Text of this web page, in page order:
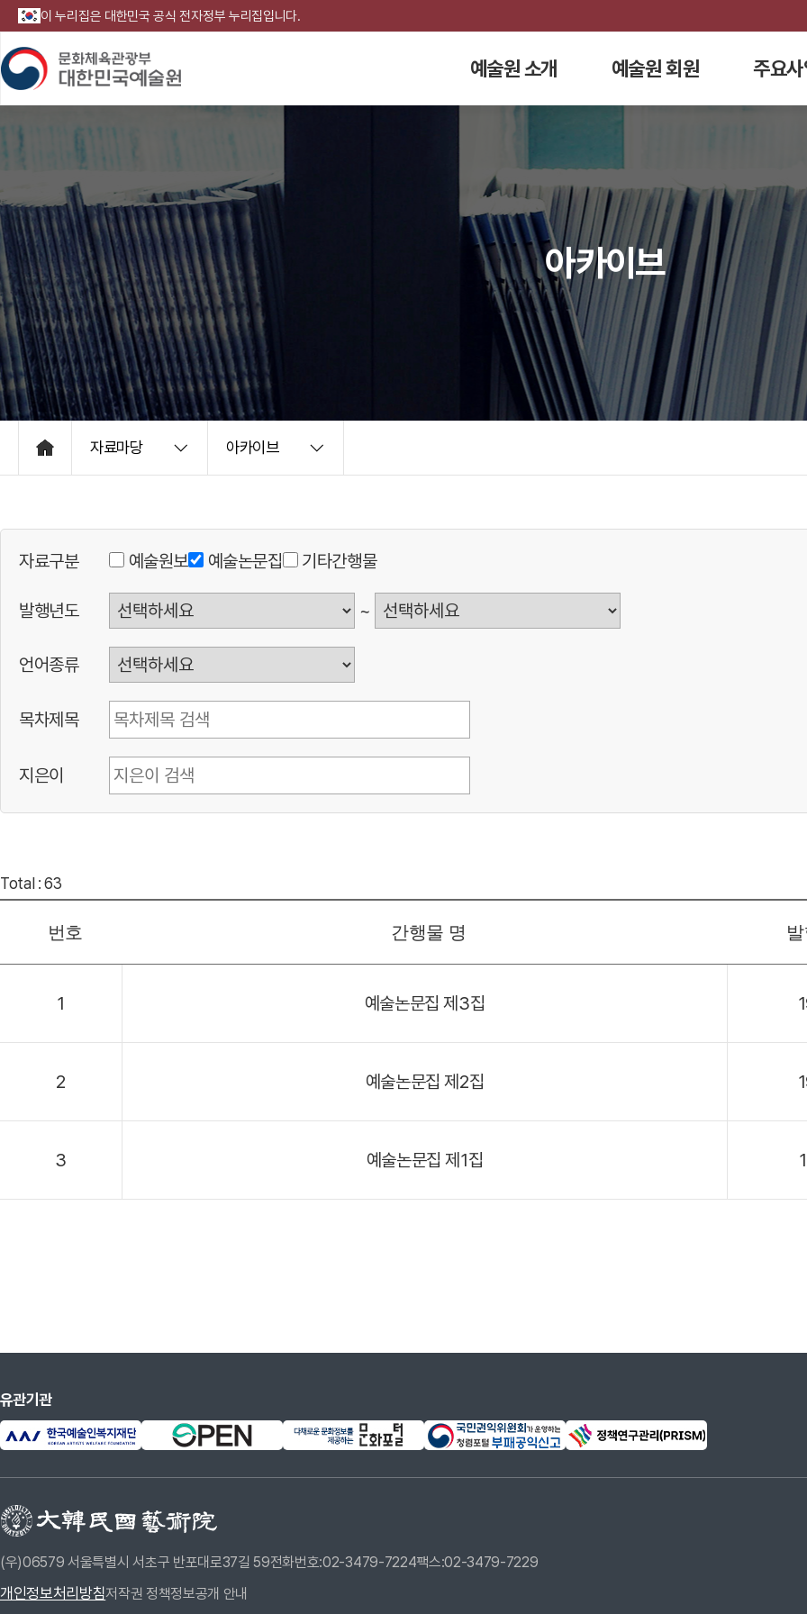
이 누리집은 대한민국 공식 전자정부 누리집입니다.
예술원 소개 예술원 회원 주요
아카이브
HOME 자료마당 아카이브
자료구분 예술원보 예술논문집 기타간행물
발행년도 ~
언어종류
목차제목
지은이
Total : 63
번호 간행물 명
1 예술논문집 제3집
2 예술논문집 제2집
3 예술논문집 제1집
유관기관
(우)06579 서울특별시 서초구 반포대로37길 59전화번호:02-3479-7224팩스:02-3479-7229
개인정보처리방침저작권 정책정보공개 안내